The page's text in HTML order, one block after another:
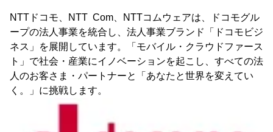
NTTドコモ、NTT Com、NTTコムウェアは、ドコモグル
ープの法人事業を統合し、法人事業ブランド「ドコモビジ
ネス」を展開しています。「モバイル・クラウドファース
ト」で社会・産業にイノベーションを起こし、すべての法
人のお客さま・パートナーと「あなたと世界を変えてい
く。」に挑戦します。